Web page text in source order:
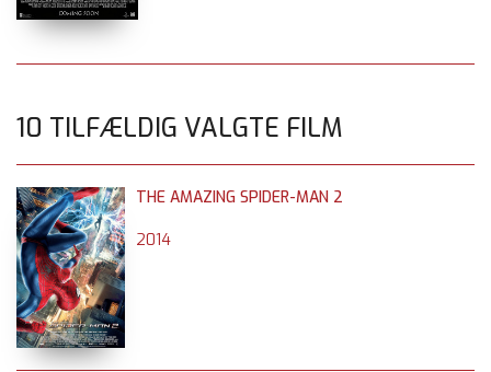
10 TILFÆLDIG VALGTE FILM
THE AMAZING SPIDER-MAN 2
2014